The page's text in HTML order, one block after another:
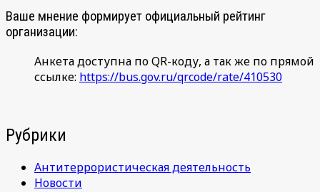
Ваше мнение формирует официальный рейтинг
организации:
Анкета доступна по QR-коду, а так же по прямой
ссылке: https://bus.gov.ru/qrcode/rate/410530
Рубрики
Антитеррористическая деятельность
Новости